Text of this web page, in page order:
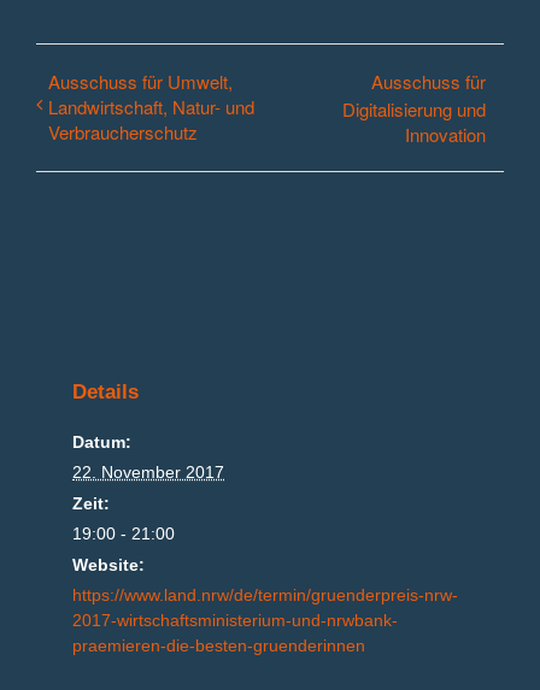
Ausschuss für Umwelt,
Landwirtschaft, Natur- und
Verbraucherschutz
Ausschuss für
Digitalisierung und
Innovation
Details
Datum:
22. November 2017
Zeit:
19:00 - 21:00
Website:
https://www.land.nrw/de/termin/gruenderpreis-nrw-
2017-wirtschaftsministerium-und-nrwbank-
praemieren-die-besten-gruenderinnen